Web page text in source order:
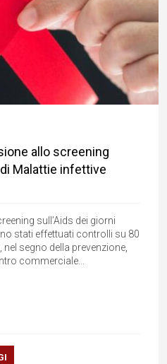
allo screening
Malattie infettive
sull’Aids dei giorni
stati effettuati controlli su 80
nel segno della prevenzione,
commerciale...